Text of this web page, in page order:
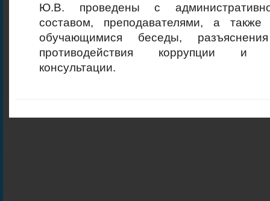
Ю.В. проведены с административно-
составом, преподавателями, а также
обучающимися беседы,
противодействия коррупции и
консультации.